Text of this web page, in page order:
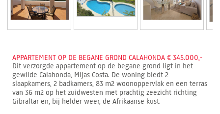
APPARTEMENT OP DE BEGANE GROND CALAHONDA € 345.000,-
Dit verzorgde appartement op de begane grond ligt in het
gewilde Calahonda, Mijas Costa. De woning biedt 2
slaapkamers, 2 badkamers, 83 m2 woonoppervlak en een terras
van 36 m2 op het zuidwesten met prachtig zeezicht richting
Gibraltar en, bij helder weer, de Afrikaanse kust.